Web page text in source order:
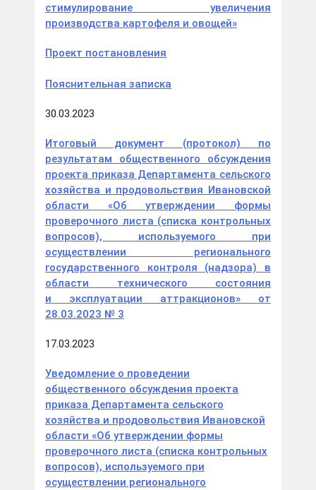
стимулирование увеличения
производства картофеля и овощей»
Проект постановления
Пояснительная записка
30.03.2023
Итоговый документ (протокол) по
результатам общественного обсуждения
проекта приказа Департамента сельского
хозяйства и продовольствия Ивановской
области «Об утверждении формы
проверочного листа (списка контрольных
вопросов), используемого при
осуществлении регионального
государственного контроля (надзора) в
области технического состояния
и эксплуатации аттракционов» от
28.03.2023 № 3
17.03.2023
Уведомление о проведении
общественного обсуждения проекта
приказа Департамента сельского
хозяйства и продовольствия Ивановской
области «Об утверждении формы
проверочного листа (списка контрольных
вопросов), используемого при
осуществлении регионального